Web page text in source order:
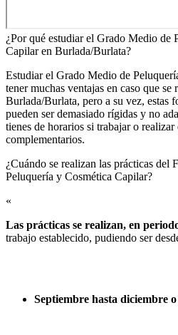
¿Por qué estudiar el Grado Medio de
Capilar en Burlada/Burlata?
Estudiar el Grado Medio de
tener muchas ventajas en caso que se
Burlada/Burlata, pero a su vez, estas
pueden ser demasiado rígidas y no
tienes de horarios si trabajar o realizar
complementarios.
¿Cuándo se realizan las prácticas del
Peluquería y Cosmética Capilar?​
«
Las prácticas se realizan, en
trabajo establecido, pudiendo ser
Septiembre hasta diciembre